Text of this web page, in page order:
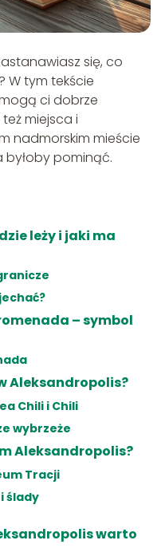
się, co
W tym tekście
ci dobrze
miejsca i
nadmorskim mieście
byłoby pominąć.
leży i jaki ma
– symbol
Aleksandropolis?
Chili i Chili
wybrzeże
Aleksandropolis?
Tracji
ślady
warto